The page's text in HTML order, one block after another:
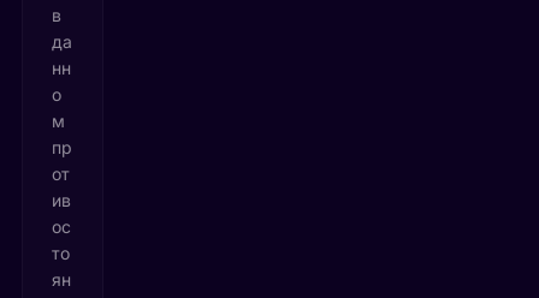
в
да
нн
о
м
пр
от
ив
ос
то
ян